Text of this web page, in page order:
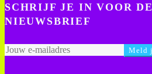
SCHRIJF JE IN VOOR DE
NIEUWSBRIEF